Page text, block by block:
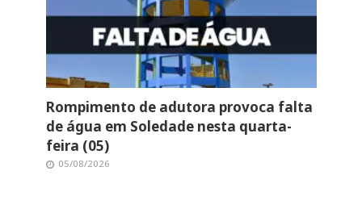
Rompimento de adutora provoca falta
de água em Soledade nesta quarta-
feira (05)
05/08/2026